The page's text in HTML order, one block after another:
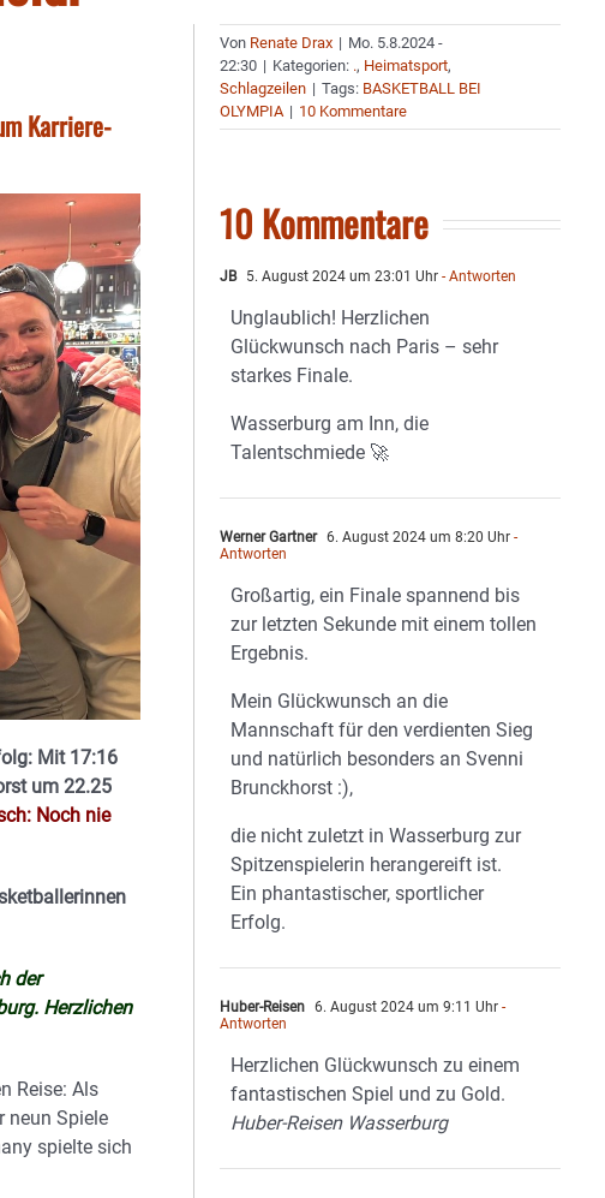
Karriere-
Mit 17:16
um 22.25
Noch nie
der
Herzlichen
Reise: Als
neun Spiele
spielte sich
Von Renate Drax | Mo. 5.8.2024 -
22:30 | Kategorien: ., Heimatsport,
Schlagzeilen | Tags: BASKETBALL BEI
OLYMPIA | 10 Kommentare
10 Kommentare
JB 5. August 2024 um 23:01 Uhr - Antworten
Unglaublich! Herzlichen
Glückwunsch nach Paris – sehr
starkes Finale.
Wasserburg am Inn, die
Talentschmiede 🚀
Werner Gartner 6. August 2024 um 8:20 Uhr -
Antworten
Großartig, ein Finale spannend bis
zur letzten Sekunde mit einem tollen
Ergebnis.
Mein Glückwunsch an die
Mannschaft für den verdienten Sieg
und natürlich besonders an Svenni
Brunckhorst :),
die nicht zuletzt in Wasserburg zur
Spitzenspielerin herangereift ist.
Ein phantastischer, sportlicher
Erfolg.
Huber-Reisen 6. August 2024 um 9:11 Uhr -
Antworten
Herzlichen Glückwunsch zu einem
fantastischen Spiel und zu Gold.
Huber-Reisen Wasserburg